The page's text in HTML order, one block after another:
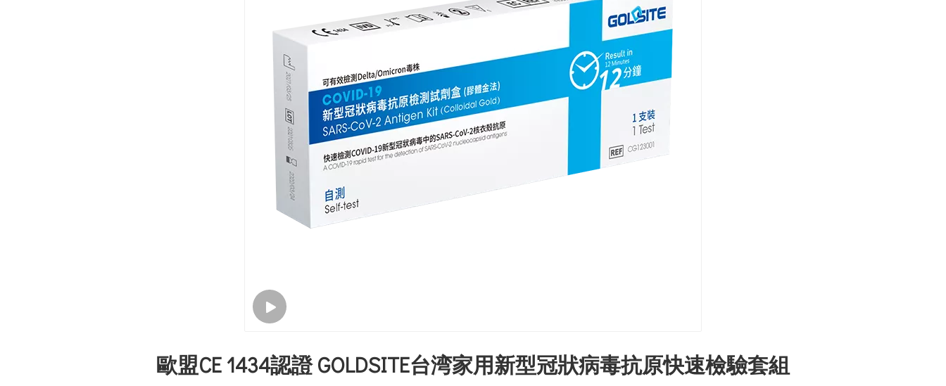
歐盟CE 1434認證 GOLDSITE台湾家用新型冠狀病毒抗原快速檢驗套組